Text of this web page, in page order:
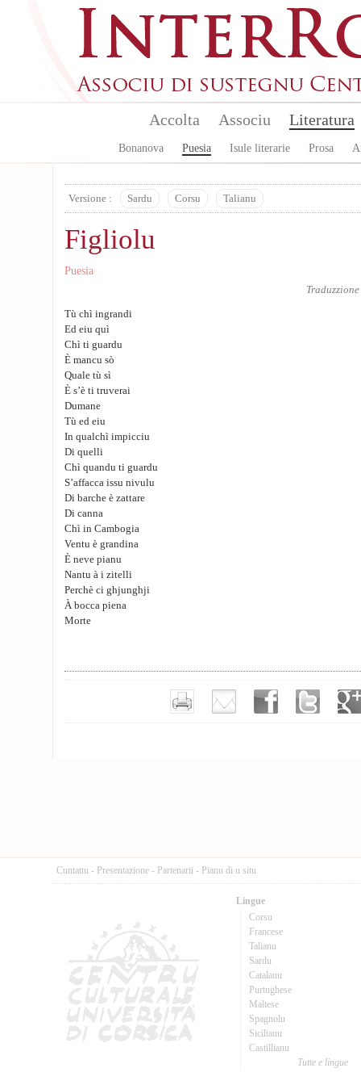
Accolta Associu Literatura
Bonanova Puesia Isule literarie Prosa
Versione : Sardu Corsu Talianu
Figliolu
Puesia
Tù chì ingrandi
Ed eiu quì
Chì ti guardu
È mancu sò
Quale tù sì
È s’è ti truverai
Dumane
Tù ed eiu
In qualchì impicciu
Di quelli
Chì quandu ti guardu
S’affacca issu nivulu
Di barche è zattare
Di canna
Chì in Cambogia
Ventu è grandina
È neve pianu
Nantu à i zitelli
Perchè ci ghjunghji
À bocca piena
Morte
Cuntattu - Presentazione - Partenarii - Pianu di u situ
Lingue
Corsu
Francese
Talianu
Sardu
Catalanu
Purtughese
Maltese
Spagnolu
Sicilianu
Castillianu
Tutte e lingue